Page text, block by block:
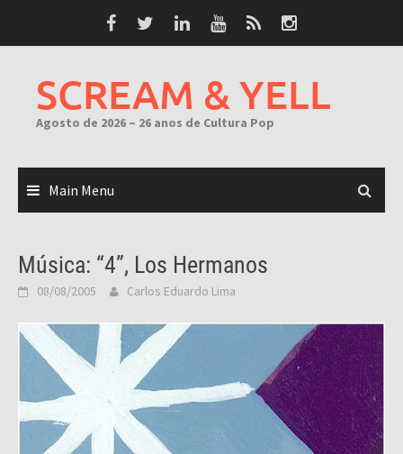
SCREAM & YELL
Agosto de 2026 – 26 anos de Cultura Pop
Main Menu
Música: “4”, Los Hermanos
08/08/2005 Carlos Eduardo Lima